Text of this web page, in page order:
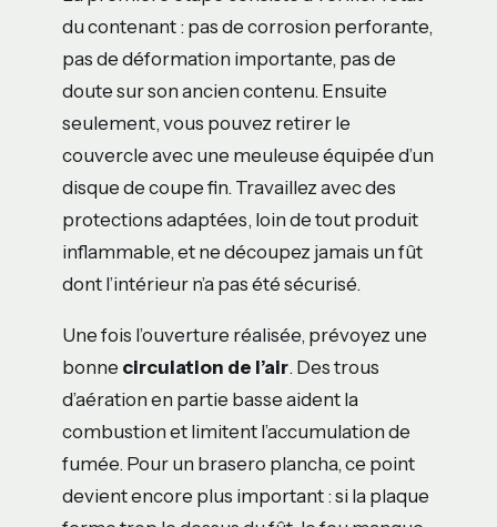
du contenant : pas de corrosion perforante,
pas de déformation importante, pas de
doute sur son ancien contenu. Ensuite
seulement, vous pouvez retirer le
couvercle avec une meuleuse équipée d’un
disque de coupe fin. Travaillez avec des
protections adaptées, loin de tout produit
inflammable, et ne découpez jamais un fût
dont l’intérieur n’a pas été sécurisé.
Une fois l’ouverture réalisée, prévoyez une
bonne circulation de l’air. Des trous
d’aération en partie basse aident la
combustion et limitent l’accumulation de
fumée. Pour un brasero plancha, ce point
devient encore plus important : si la plaque